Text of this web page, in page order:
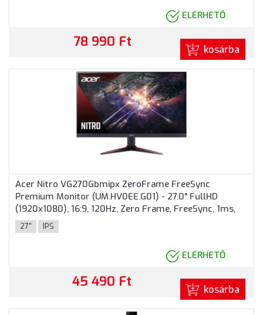
ELÉRHETŐ
78 990 Ft kosárba
Acer Nitro VG270Gbmipx ZeroFrame FreeSync
Premium Monitor (UM.HV0EE.G01) - 27.0" FullHD
(1920x1080), 16:9, 120Hz, Zero Frame, FreeSync, 1ms,
250nits, HDMI, DisplayPort, 2 év garancia, Fekete
színben
27" IPS
ELÉRHETŐ
45 490 Ft kosárba